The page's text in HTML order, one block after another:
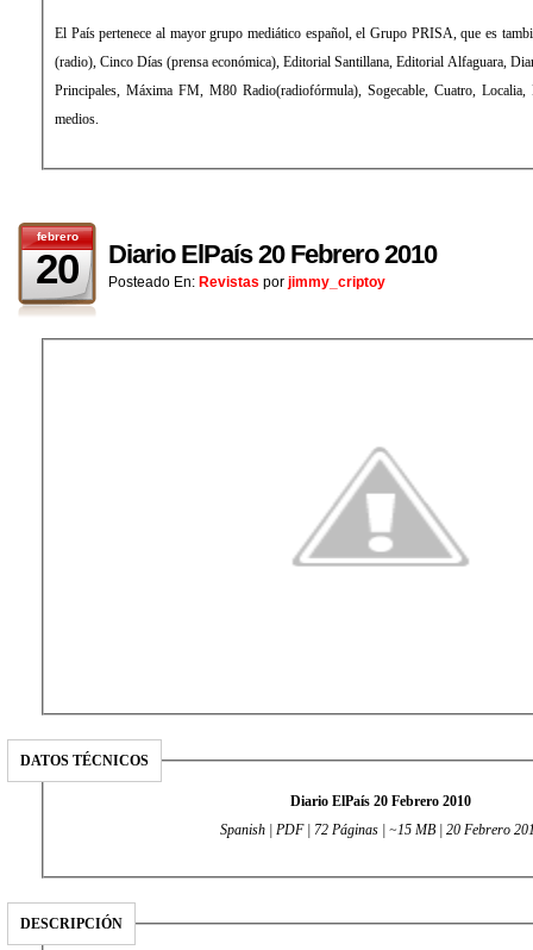
El País pertenece al mayor grupo mediático español, el Grupo PRISA, que es
(radio), Cinco Días (prensa económica), Editorial Santillana, Editorial Alfaguara,
Principales, Máxima FM, M80 Radio(radiofórmula), Sogecable, Cuatro,
medios.
febrero
20 Diario ElPaís 20 Febrero 2010
Posteado En: Revistas por jimmy_criptoy
DATOS TÉCNICOS
Diario ElPaís 20 Febrero 2010
Spanish | PDF | 72 Páginas | ~15 MB | 20 Febrero
DESCRIPCIÓN